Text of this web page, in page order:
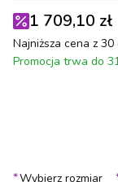
1 709,10 zł
Najniższa cena z
Promocja trwa do
Poszczególne
*Wybierz rozmiar